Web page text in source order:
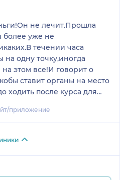
не лечит.Прошла
более уже не
течении часа
одну точку,иногда
этом все!И говорит о
ставит органы на место
ходить после курса для
более 100 000
до последнего
ручки,включал и
приложение